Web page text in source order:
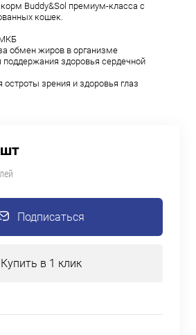
Buddy&Sol премиум-класса с
кошек.
обмен жиров в организме
здоровья сердечной
зрения и здоровья глаз
Подписаться
Купить в 1 клик